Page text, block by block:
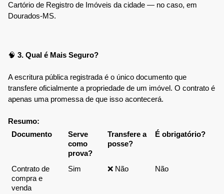
Cartório de Registro de Imóveis da cidade — no caso, em
Dourados-MS.
🧠 3. Qual é Mais Seguro?
A escritura pública registrada é o único documento que
transfere oficialmente a propriedade de um imóvel. O contrato é
apenas uma promessa de que isso acontecerá.
Resumo:
Documento
Serve
como
prova?
Transfere a
posse?
É obrigatório?
Contrato de
compra e
venda
Sim ❌ Não Não